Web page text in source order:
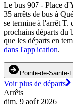
Le bus 907 - Place
35 arrêts de bus à
se termine à l'arrêt T.
prochains départs du
que les départs en
dans l'application.
Pointe-de-Sainte-
Voir plus de départs
Arrêts
dim. 9 août 2026